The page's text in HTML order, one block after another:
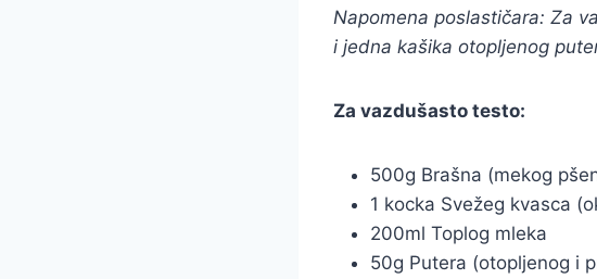
Napomena poslastičara: Za
i jedna kašika otopljenog
Za vazdušasto testo:
500g Brašna (mekog
1 kocka Svežeg kvasca
200ml Toplog mleka
50g Putera (otopljenog i